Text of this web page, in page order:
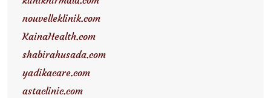
nouvelleklinik.com
KainaHealth.com
shabirahusada.com
yadikacare.com
astaclinic.com